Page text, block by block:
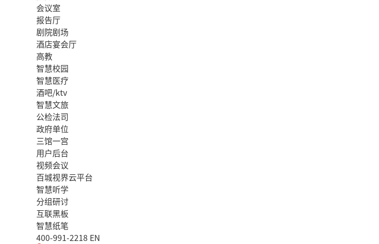
会议室
报告厅
剧院剧场
酒店宴会厅
高教
智慧校园
智慧医疗
酒吧/ktv
智慧文旅
公检法司
政府单位
三馆一宫
用户后台
视频会议
百城视界云平台
智慧听学
分组研讨
互联黑板
智慧纸笔
400-991-2218 EN